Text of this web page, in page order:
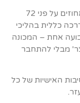
*טבלה זו משתמשת בריבית של חמישה אחוזים על פני 72
לספק הדרכה כללית בהליכי
אחת – המכונה
מבלי להתחבר
האישיות של כל